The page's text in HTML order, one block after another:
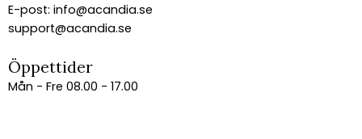
E-post: info@acandia.se
support@acandia.se
Öppettider
Mån - Fre 08.00 - 17.00